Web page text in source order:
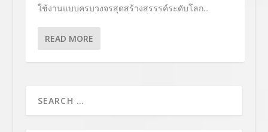
ใช้งานแบบครบวงจรสุดสร้างสรรรค์ระดับโลก...
READ MORE